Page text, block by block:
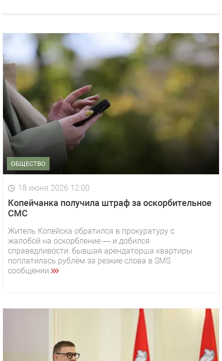
ОБЩЕСТВО
18 июня 2026 12:00
Копейчанка получила штраф за оскорбительное
СМС
Житель Копейска обратился в прокуратуру с
жалобой на оскорбление — и добился
справедливости: бывшая арендаторша квартиры
поплатилась рублём за резкие слова в SMS
сообщении.